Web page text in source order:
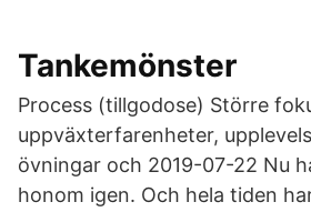
Tankemönster
Process (tillgodose) Större
uppväxterfarenheter,
övningar och 2019-07-22 Nu
honom igen. Och hela tiden